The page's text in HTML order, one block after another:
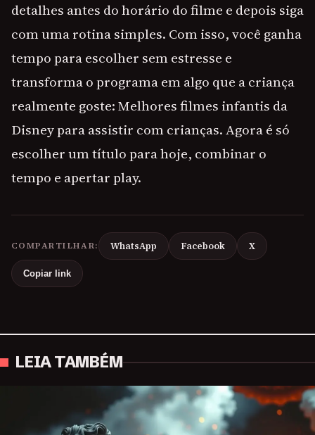
detalhes antes do horário do filme e depois siga
com uma rotina simples. Com isso, você ganha
tempo para escolher sem estresse e
transforma o programa em algo que a criança
realmente goste: Melhores filmes infantis da
Disney para assistir com crianças. Agora é só
escolher um título para hoje, combinar o
tempo e apertar play.
COMPARTILHAR: WhatsApp Facebook X
Copiar link
LEIA TAMBÉM